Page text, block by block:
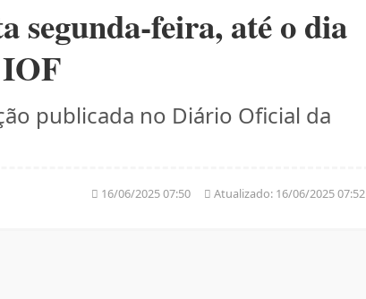
segunda-feira, até o dia
IOF
publicada no Diário Oficial da
Atualizado:16/06/2025 07:52
16/06/2025 07:50